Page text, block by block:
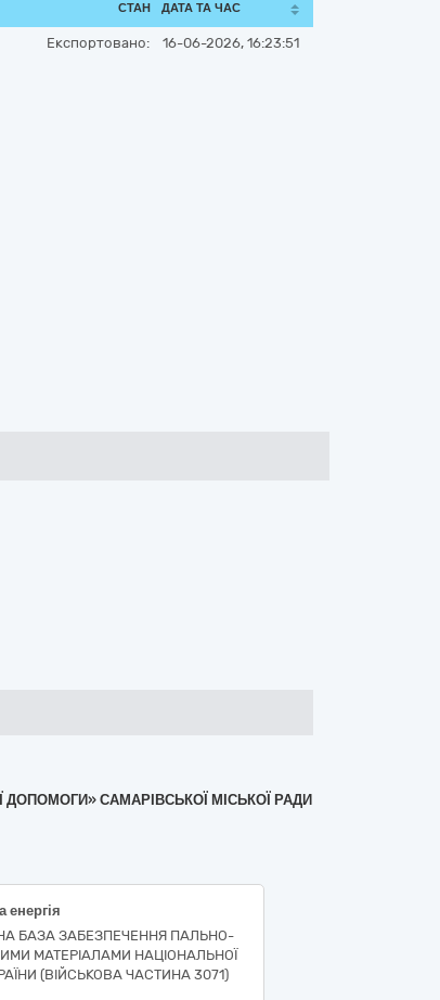
СТАН ДАТА ТА ЧАС
Експортовано: 16-06-2026, 16:23:51
ДОПОМОГИ» САМАРІВСЬКОЇ МІСЬКОЇ РАДИ
енергія
БАЗА ЗАБЕЗПЕЧЕННЯ ПАЛЬНО-
МАТЕРІАЛАМИ НАЦІОНАЛЬНОЇ
(ВІЙСЬКОВА ЧАСТИНА 3071)